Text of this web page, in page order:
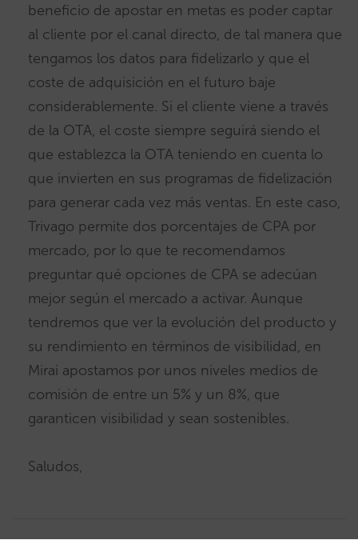
beneficio de apostar en metas es poder captar
al cliente por el canal directo, de tal manera que
tengamos los datos para fidelizarlo y que el
coste de adquisición en el futuro baje
considerablemente. Si el cliente viene a través
de la OTA, el coste siempre seguirá siendo el
que establezca la OTA teniendo en cuenta lo
que invierten en sus programas de fidelización
para generar cada vez más ventas. En este caso,
Trivago permite dos porcentajes de CPA por
mercado, por lo que te recomendamos
preguntar qué opciones de CPA se adecúan
mejor según el mercado a activar. Aunque
tendremos que ver la evolución del producto y
su rendimiento en términos de visibilidad, en
Mirai apostamos por unos niveles medios de
comisión de entre un 5% y un 8%, que
garanticen visibilidad y sean sostenibles.
Saludos,